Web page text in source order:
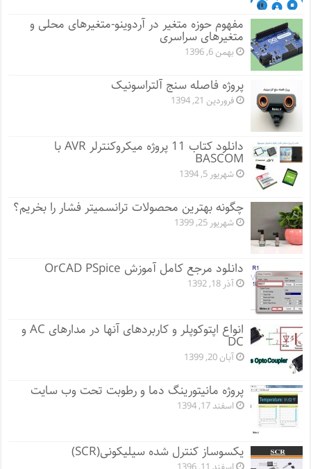
مفهوم حوزه متغیر در آردوینو-متغیرهای محلی و
متغیرهای سراسری
بهمن 6, 1396
پروژه فاصله سنج آلتراسونیک
فروردین 21, 1394
دانلود کتاب 11 پروژه میکروکنترلر AVR با
BASCOM
شهریور 5, 1394
چگونه بهترین محصولات ترانسمیتر فشار را بخریم؟
شهریور 25, 1399
دانلود مرجع کامل آموزش OrCAD PSpice
آذر 18, 1392
انواع اپتوکوپلر و کاربردهای آنها در مدارهای AC و
DC
آبان 20, 1399
پروژه مانيتورينگ دما و رطوبت تحت وب سایت
اسفند 17, 1394
یکسوساز کنترل شده سیلیکونی(SCR)